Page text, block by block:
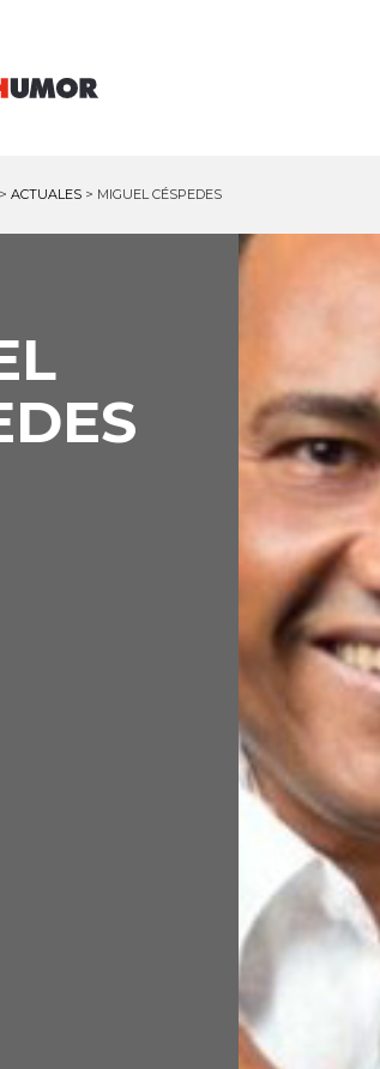
ACTUALES > MIGUEL CÉSPEDES